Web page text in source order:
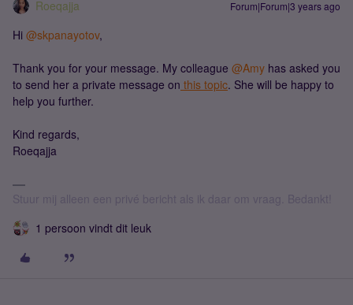
Roeqajja Forum|Forum|3 years ago
Hi @skpanayotov,
Thank you for your message. My colleague @Amy has asked you
to send her a private message on this topic. She will be happy to
help you further.
Kind regards,
Roeqajja
Stuur mij alleen een privé bericht als ik daar om vraag. Bedankt!
1 persoon vindt dit leuk